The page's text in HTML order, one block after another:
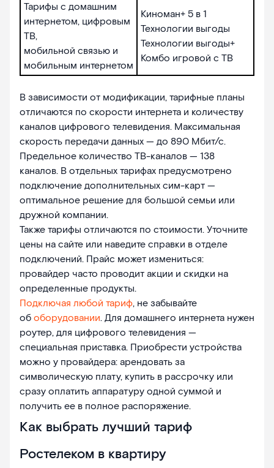
Тарифы с домашним
интернетом, цифровым
ТВ,
мобильной связью и
мобильным интернетом
Киноман+ 5 в 1
Технологии выгоды
Технологии выгоды+
Комбо игровой с ТВ
В зависимости от модификации, тарифные планы
отличаются по скорости интернета и количеству
каналов цифрового телевидения. Максимальная
скорость передачи данных — до 890 Мбит/с.
Предельное количество ТВ-каналов — 138
каналов. В отдельных тарифах предусмотрено
подключение дополнительных сим-карт —
оптимальное решение для большой семьи или
дружной компании.
Также тарифы отличаются по стоимости. Уточните
цены на сайте или наведите справки в отделе
подключений. Прайс может измениться:
провайдер часто проводит акции и скидки на
определенные продукты.
Подключая любой тариф, не забывайте
обоборудовании. Для домашнего интернета нужен
роутер, для цифрового телевидения —
специальная приставка. Приобрести устройства
можно у провайдера: арендовать за
символическую плату, купить в рассрочку или
сразу оплатить аппаратуру одной суммой и
получить ее в полное распоряжение.
Как выбрать лучший тариф
Ростелеком в квартиру